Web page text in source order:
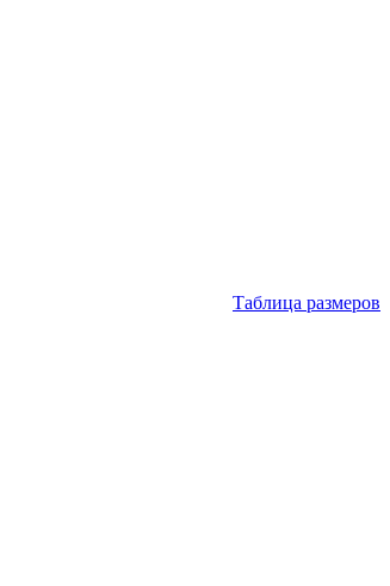
Таблица размеров